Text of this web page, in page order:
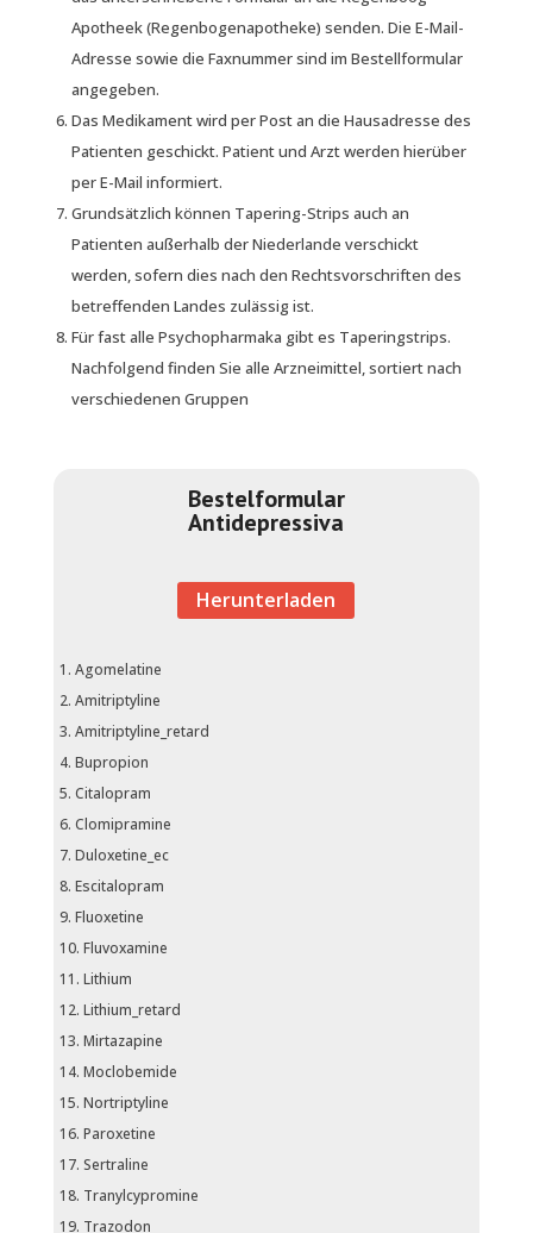
Apotheek (Regenbogenapotheke) senden. Die E-Mail-
Adresse sowie die Faxnummer sind im Bestellformular
angegeben.
Das Medikament wird per Post an die Hausadresse des
Patienten geschickt. Patient und Arzt werden hierüber
per E-Mail informiert.
Grundsätzlich können Tapering-Strips auch an
Patienten außerhalb der Niederlande verschickt
werden, sofern dies nach den Rechtsvorschriften des
betreffenden Landes zulässig ist.
Für fast alle Psychopharmaka gibt es Taperingstrips.
Nachfolgend finden Sie alle Arzneimittel, sortiert nach
verschiedenen Gruppen
Bestelformular
Antidepressiva
Herunterladen
Agomelatine
Amitriptyline
Amitriptyline_retard
Bupropion
Citalopram
Clomipramine
Duloxetine_ec
Escitalopram
Fluoxetine
Fluvoxamine
Lithium
Lithium_retard
Mirtazapine
Moclobemide
Nortriptyline
Paroxetine
Sertraline
Tranylcypromine
Trazodon